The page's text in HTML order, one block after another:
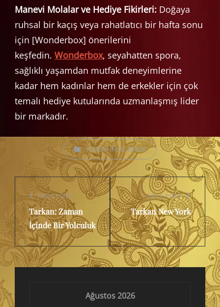
Manevi Molalar ve Hediye Fikirleri: Doğaya
ruhsal bir kaçış veya rahatlatıcı bir hafta sonu
için [Wonderbox] önerilerini
keşfedin. Wonderbox, seyahatten spora,
sağlıklı yaşamdan mutfak deneyimlerine
kadar hem kadınlar hem de erkekler için çok
temalı hediye kutularında uzmanlaşmış lider
bir markadır.
CATEGORIESALBÜM INCELEMESI
Yazı
gezinmesi
Previous
Post
PREV POST
Tarkan: Zaman
İçinde Bir Yolculuk
Next
Post
NEXT POST
Tarkan New York
Ağustos 2026